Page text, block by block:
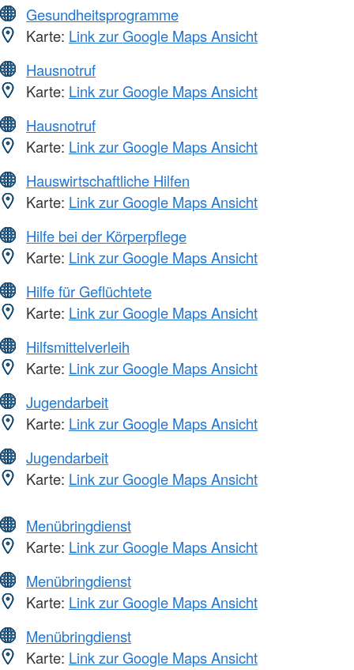
Gesundheitsprogramme
Karte: Link zur Google Maps Ansicht
Hausnotruf
Karte: Link zur Google Maps Ansicht
Hausnotruf
Karte: Link zur Google Maps Ansicht
Hauswirtschaftliche Hilfen
Karte: Link zur Google Maps Ansicht
Hilfe bei der Körperpflege
Karte: Link zur Google Maps Ansicht
Hilfe für Geflüchtete
Karte: Link zur Google Maps Ansicht
Hilfsmittelverleih
Karte: Link zur Google Maps Ansicht
Jugendarbeit
Karte: Link zur Google Maps Ansicht
Jugendarbeit
Karte: Link zur Google Maps Ansicht
Menübringdienst
Karte: Link zur Google Maps Ansicht
Menübringdienst
Karte: Link zur Google Maps Ansicht
Menübringdienst
Karte: Link zur Google Maps Ansicht